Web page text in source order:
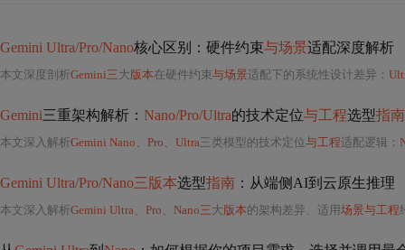
Gemini Ultra/Pro/Nano核心区别：硬件约束与场景适配深度解析
本文深度剖析Gemini三大 版本在硬件约束与场景适配下的系统性设计差异：
Gemini三重架构解析： Nano/Pro/Ultra的技术定位与工程选型指南
本文深入解析Gemini Nano 、 Pro 、 Ultra三类模型的技术定位与工程适配逻辑：
Gemini Ultra/Pro/Nano三版本选型指南 ：从端侧AI到云原生推理
本文深入解析Gemini Ultra、 Pro 、 Nano三大 版本的架构差异、适用场景与工程